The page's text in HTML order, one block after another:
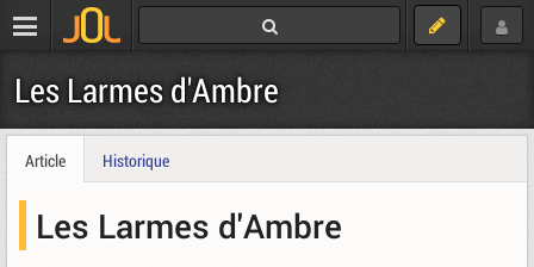
Les Larmes d'Ambre
Article Historique
Les Larmes d'Ambre